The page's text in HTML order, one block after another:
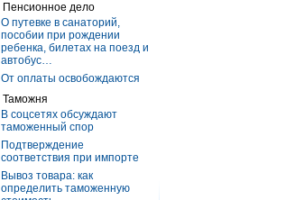
Пенсионное дело
О путевке в санаторий,
пособии при рождении
ребенка, билетах на поезд и
автобус…
От оплаты освобождаются
Таможня
В соцсетях обсуждают
таможенный спор
Подтверждение
соответствия при импорте
Вывоз товара: как
определить таможенную